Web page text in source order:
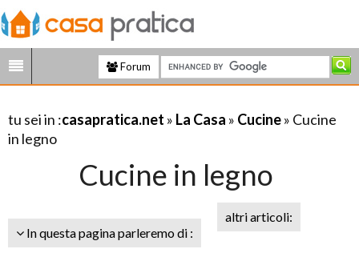
Forum
tu sei in :casapratica.net » La Casa » Cucine» Cucine
in legno
Cucine in legno
In questa pagina parleremo di :
altri articoli: